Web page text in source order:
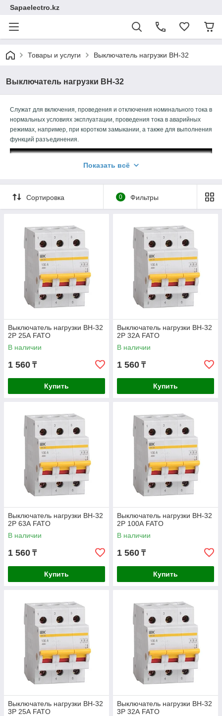
Sapaelectro.kz
Товары и услуги Выключатель нагрузки ВН-32
Выключатель нагрузки ВН-32
Служат для включения, проведения и отключения номинального тока в
нормальных условиях эксплуатации, проведения тока в аварийных
режимах, например, при коротком замыкании, а также для выполнения
функций разъединения.
Показать всё
Сортировка 0 Фильтры
Выключатель нагрузки ВН-32
2Р 25А FATO
В наличии
1 560 ₸
Купить
Выключатель нагрузки ВН-32
2Р 32А FATO
В наличии
1 560 ₸
Купить
Выключатель нагрузки ВН-32
2Р 63А FATO
В наличии
1 560 ₸
Купить
Выключатель нагрузки ВН-32
2Р 100А FATO
В наличии
1 560 ₸
Купить
Выключатель нагрузки ВН-32
3Р 25А FATO
Выключатель нагрузки ВН-32
3Р 32А FATO